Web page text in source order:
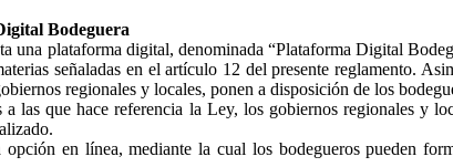
Bodeguera
una plataforma digital, denominada “Plataforma Digital
señaladas en el artículo 12 del presente reglamento.
regionales y locales, ponen a disposición de los
a las que hace referencia la Ley, los gobiernos regionales y
en línea, mediante la cual los bodegueros pueden